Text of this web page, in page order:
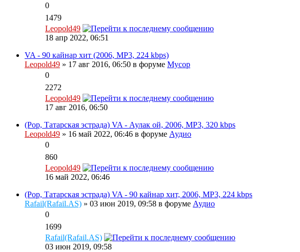
0
1479
Leopold49
18 апр 2022, 06:51
VA - 90 кайнар хит (2006, MP3, 224 kbps)
Leopold49 » 17 авг 2016, 06:50 в форуме Мусор
0
2272
Leopold49
17 авг 2016, 06:50
(Pop, Татарская эстрада) VA - Аулак ой, 2006, MP3, 320 kbps
Leopold49 » 16 май 2022, 06:46 в форуме Аудио
0
860
Leopold49
16 май 2022, 06:46
(Pop, Татарская эстрада) VA - 90 кайнар хит, 2006, MP3, 224 kbps
Rafail(Rafail.AS) » 03 июн 2019, 09:58 в форуме Аудио
0
1699
Rafail(Rafail.AS)
03 июн 2019, 09:58